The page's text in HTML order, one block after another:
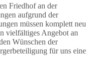
Friedhof an der
aufgrund der
müssen komplett neu
vielfältiges Angebot an
Wünschen der
für uns eine